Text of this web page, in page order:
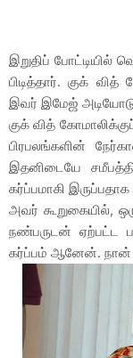
இறுதிப்
பிடித்தார். குக்
இவர் இமேஜ் அடியோடு
குக் வித்
பிரபலங்களின்
இதனிடையே
கர்ப்பமாகி இருப்பதாக
அவர் கூறுகையில்,
நண்பருடன்
கர்ப்பம் ஆனேன். நான்